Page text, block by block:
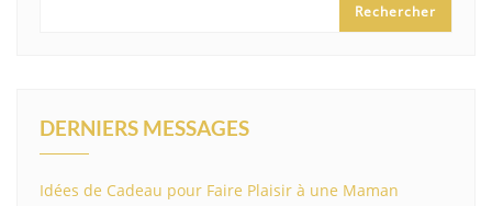
Rechercher
DERNIERS MESSAGES
Idées de Cadeau pour Faire Plaisir à une Maman